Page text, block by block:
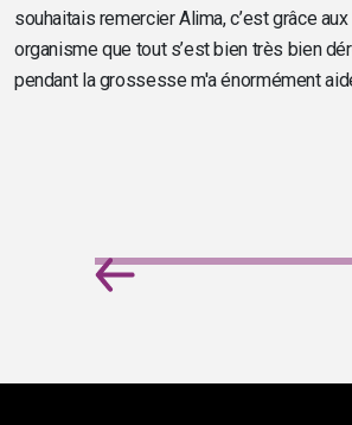
souhaitais remercier Alima, c’est grâce
organisme que tout s’est bien très bien
pendant la grossesse m'a énormément